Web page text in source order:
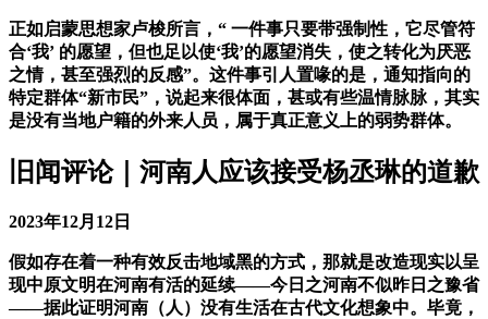
正如启蒙思想家卢梭所言，“ 一件事只要带强制性，它尽管符
合‘我’ 的愿望，但也足以使‘我’的愿望消失，使之转化为厌恶
之情，甚至强烈的反感”。这件事引人置喙的是，通知指向的
特定群体“新市民”，说起来很体面，甚或有些温情脉脉，其实
是没有当地户籍的外来人员，属于真正意义上的弱势群体。
旧闻评论｜河南人应该接受杨丞琳的道歉
2023年12月12日
假如存在着一种有效反击地域黑的方式，那就是改造现实以呈
现中原文明在河南有活的延续——今日之河南不似昨日之豫省
——据此证明河南（人）没有生活在古代文化想象中。毕竟，